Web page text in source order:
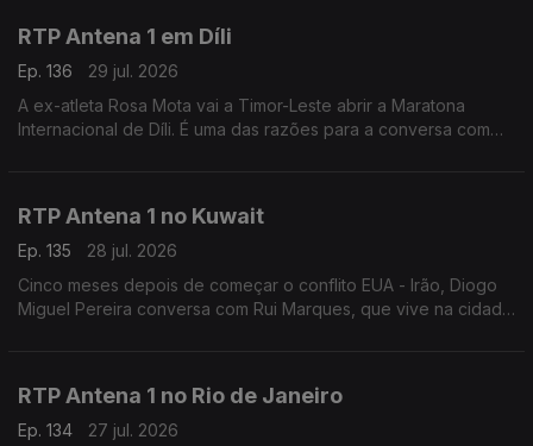
RTP Antena 1 em Díli
Ep. 136
29 jul. 2026
A ex-atleta Rosa Mota vai a Timor-Leste abrir a Maratona
Internacional de Díli. É uma das razões para a conversa com
RTP Antena 1 no Kuwait
Ep. 135
28 jul. 2026
Cinco meses depois de começar o conflito EUA - Irão, Diogo
Miguel Pereira conversa com Rui Marques, que vive na cidade
RTP Antena 1 no Rio de Janeiro
Ep. 134
27 jul. 2026